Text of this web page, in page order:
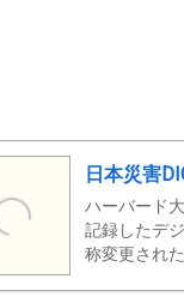
日本災害
ハーバード
記録したデ
称変更された